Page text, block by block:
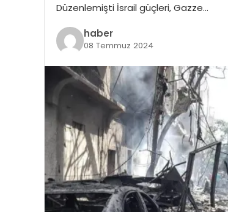
Düzenlemişti İsrail güçleri, Gazze…
haber
08 Temmuz 2024